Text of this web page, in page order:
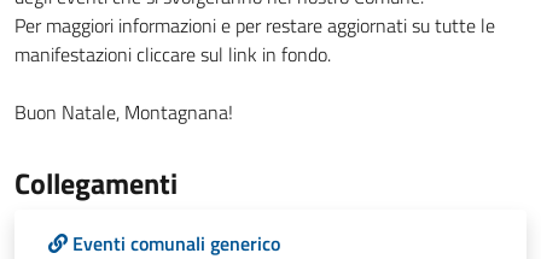
Per maggiori informazioni e per restare aggiornati su tutte le
manifestazioni cliccare sul link in fondo.
Buon Natale, Montagnana!
Collegamenti
Eventi comunali generico